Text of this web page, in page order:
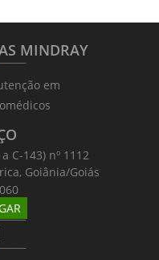
MINDRAY
em
C-143) nº 1112
Goiânia/Goiás